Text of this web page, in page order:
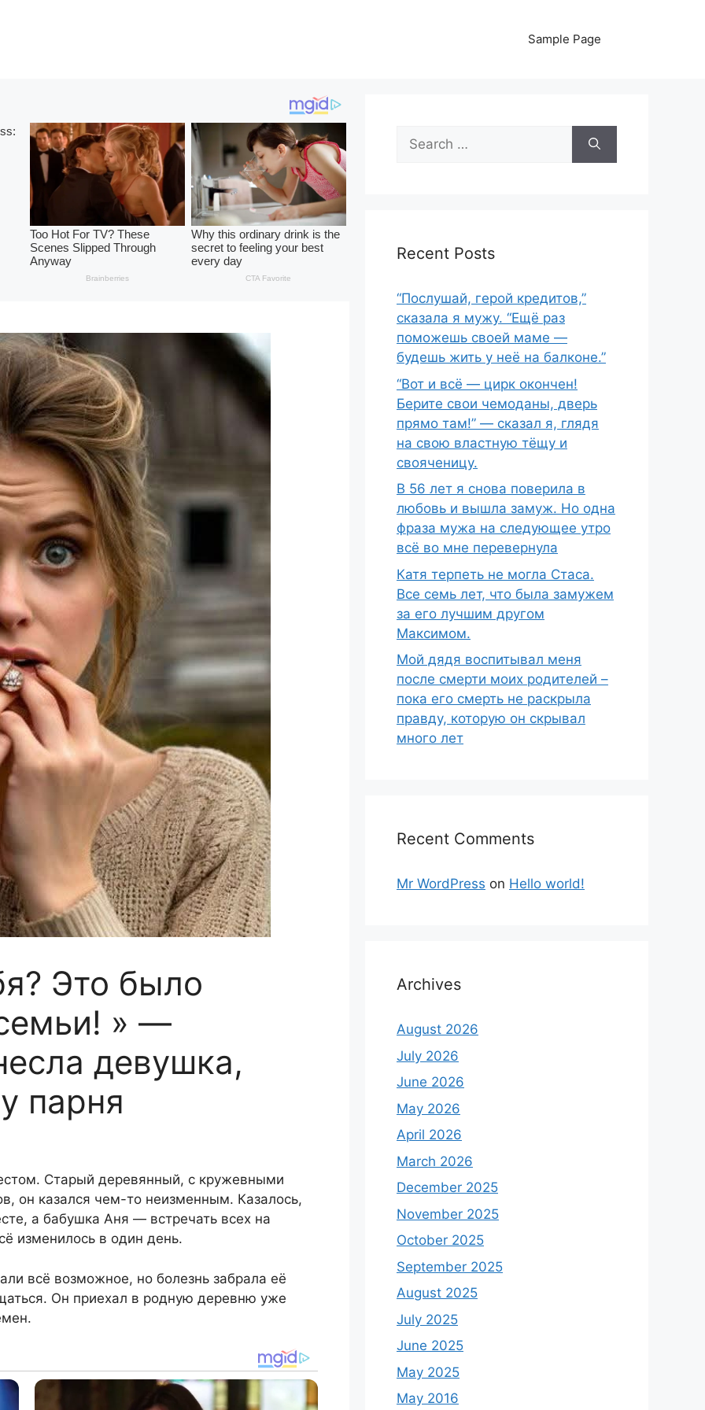
Sample Page
Это было
» —
девушка,
парня
Старый деревянный, с кружевными
он казался чем-то неизменным. Казалось,
а бабушка Аня — встречать всех на
изменилось в один день.
всё возможное, но болезнь забрала её
Он приехал в родную деревню уже
Search
for:
Recent Posts
“Послушай, герой кредитов,”
сказала я мужу. “Ещё раз
поможешь своей маме —
будешь жить у неё на балконе.”
“Вот и всё — цирк окончен!
Берите свои чемоданы, дверь
прямо там!” — сказал я, глядя
на свою властную тёщу и
свояченицу.
В 56 лет я снова поверила в
любовь и вышла замуж. Но одна
фраза мужа на следующее утро
всё во мне перевернула
Катя терпеть не могла Стаса.
Все семь лет, что была замужем
за его лучшим другом
Максимом.
Мой дядя воспитывал меня
после смерти моих родителей –
пока его смерть не раскрыла
правду, которую он скрывал
много лет
Recent Comments
Mr WordPress on Hello world!
Archives
August 2026
July 2026
June 2026
May 2026
April 2026
March 2026
December 2025
November 2025
October 2025
September 2025
August 2025
July 2025
June 2025
May 2025
May 2016